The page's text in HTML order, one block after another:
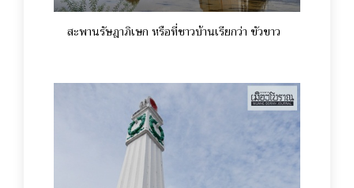
สะพานรัษฎาภิเษก หรือที่ชาวบ้านเรียกว่า ขัวขาว